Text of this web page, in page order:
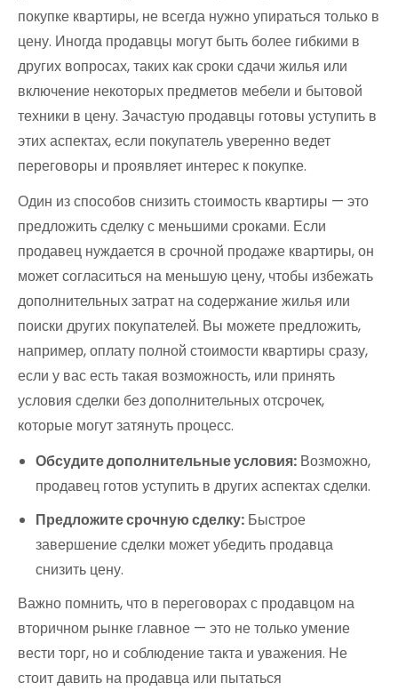
покупке квартиры, не всегда нужно упираться только в
цену. Иногда продавцы могут быть более гибкими в
других вопросах, таких как сроки сдачи жилья или
включение некоторых предметов мебели и бытовой
техники в цену. Зачастую продавцы готовы уступить в
этих аспектах, если покупатель уверенно ведет
переговоры и проявляет интерес к покупке.
Один из способов снизить стоимость квартиры — это
предложить сделку с меньшими сроками. Если
продавец нуждается в срочной продаже квартиры, он
может согласиться на меньшую цену, чтобы избежать
дополнительных затрат на содержание жилья или
поиски других покупателей. Вы можете предложить,
например, оплату полной стоимости квартиры сразу,
если у вас есть такая возможность, или принять
условия сделки без дополнительных отсрочек,
которые могут затянуть процесс.
Обсудите дополнительные условия: Возможно,
продавец готов уступить в других аспектах сделки.
Предложите срочную сделку: Быстрое
завершение сделки может убедить продавца
снизить цену.
Важно помнить, что в переговорах с продавцом на
вторичном рынке главное — это не только умение
вести торг, но и соблюдение такта и уважения. Не
стоит давить на продавца или пытаться